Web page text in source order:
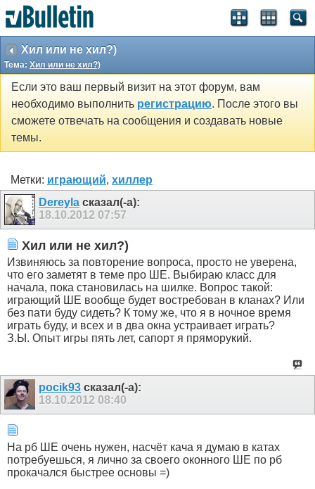
Хил или не хил?)
Тема: Хил или не хил?)
Если это ваш первый визит на этот форум, вам
необходимо выполнить регистрацию. После этого вы
сможете отвечать на сообщения и создавать новые
темы.
Метки: играющий, хиллер
Dereyla сказал(-а):
18.10.2012 07:57
Хил или не хил?)
Извиняюсь за повторение вопроса, просто не уверена,
что его заметят в теме про ШЕ. Выбираю класс для
начала, пока становилась на шилке. Вопрос такой:
играющий ШЕ вообще будет востребован в кланах? Или
без пати буду сидеть? К тому же, что я в ночное время
играть буду, и всех и в два окна устраивает играть?
З.Ы. Опыт игры пять лет, сапорт я пряморукий.
pocik93 сказал(-а):
18.10.2012 08:40
На рб ШЕ очень нужен, насчёт кача я думаю в катах
потребуешься, я лично за своего оконного ШЕ по рб
прокачался быстрее основы =)